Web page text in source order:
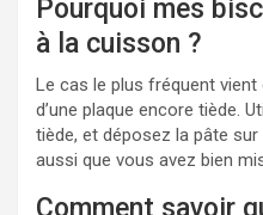
Pourquoi mes
à la cuisson ?
Le cas le plus fréquent vient
d’une plaque encore tiède.
tiède, et déposez la pâte
aussi que vous avez bien